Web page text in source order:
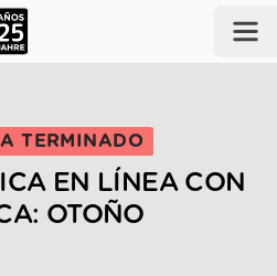
PRINCIPAL
TERMINADO
EN LÍNEA CON
OTOÑO​